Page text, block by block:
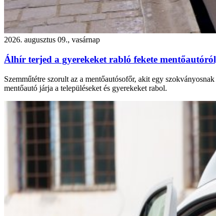
2026. augusztus 09., vasárnap
Álhír terjed a gyerekeket rabló fekete
Szemműtétre szorult az a mentőautósofőr, akit egy
mentőautó járja a településeket és gyerekeket rabol.